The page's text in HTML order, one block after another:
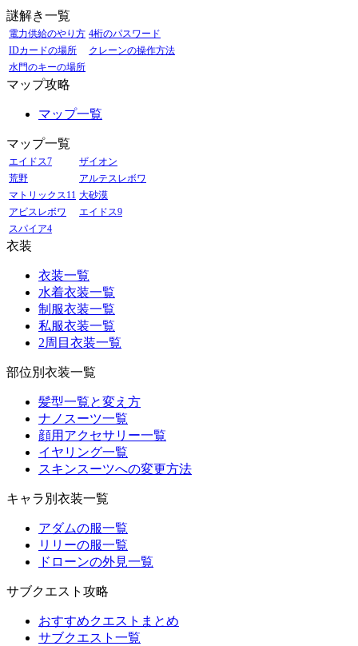
謎解き一覧
電力供給のやり方 4桁のパスワード
IDカードの場所
クレーンの操作方法
水門のキーの場所
マップ攻略
マップ一覧
マップ一覧
エイドス7
ザイオン
荒野
アルテスレボワ
マトリックス11 大砂漠
アビスレボワ
エイドス9
スパイア4
衣装
衣装一覧
水着衣装一覧
制服衣装一覧
私服衣装一覧
2周目衣装一覧
部位別衣装一覧
髪型一覧と変え方
ナノスーツ一覧
顔用アクセサリー一覧
イヤリング一覧
スキンスーツへの変更方法
キャラ別衣装一覧
アダムの服一覧
リリーの服一覧
ドローンの外見一覧
サブクエスト攻略
おすすめクエストまとめ
サブクエスト一覧